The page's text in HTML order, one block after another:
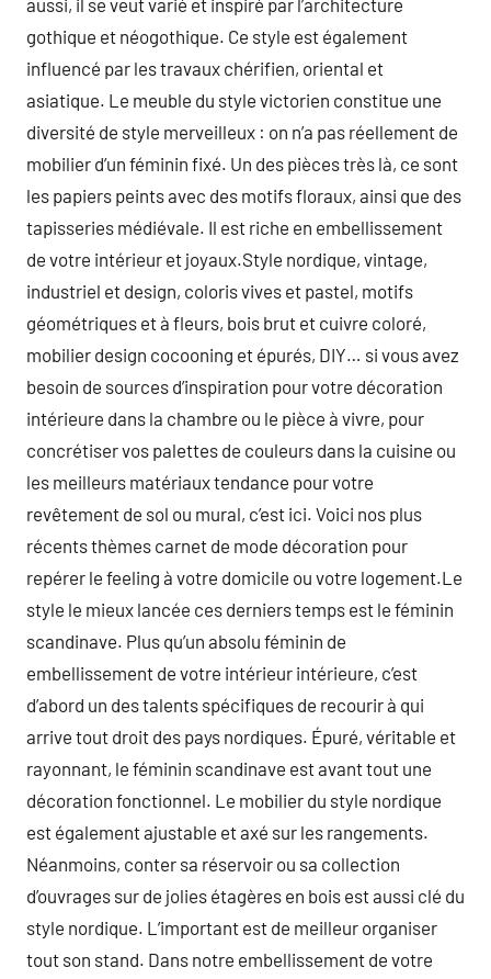
aussi, il se veut varié et inspiré par l’architecture
gothique et néogothique. Ce style est également
influencé par les travaux chérifien, oriental et
asiatique. Le meuble du style victorien constitue une
diversité de style merveilleux : on n’a pas réellement de
mobilier d’un féminin fixé. Un des pièces très là, ce sont
les papiers peints avec des motifs floraux, ainsi que des
tapisseries médiévale. Il est riche en embellissement
de votre intérieur et joyaux.Style nordique, vintage,
industriel et design, coloris vives et pastel, motifs
géométriques et à fleurs, bois brut et cuivre coloré,
mobilier design cocooning et épurés, DIY… si vous avez
besoin de sources d’inspiration pour votre décoration
intérieure dans la chambre ou le pièce à vivre, pour
concrétiser vos palettes de couleurs dans la cuisine ou
les meilleurs matériaux tendance pour votre
revêtement de sol ou mural, c’est ici. Voici nos plus
récents thèmes carnet de mode décoration pour
repérer le feeling à votre domicile ou votre logement.Le
style le mieux lancée ces derniers temps est le féminin
scandinave. Plus qu’un absolu féminin de
embellissement de votre intérieur intérieure, c’est
d’abord un des talents spécifiques de recourir à qui
arrive tout droit des pays nordiques. Épuré, véritable et
rayonnant, le féminin scandinave est avant tout une
décoration fonctionnel. Le mobilier du style nordique
est également ajustable et axé sur les rangements.
Néanmoins, conter sa réservoir ou sa collection
d’ouvrages sur de jolies étagères en bois est aussi clé du
style nordique. L’important est de meilleur organiser
tout son stand. Dans notre embellissement de votre